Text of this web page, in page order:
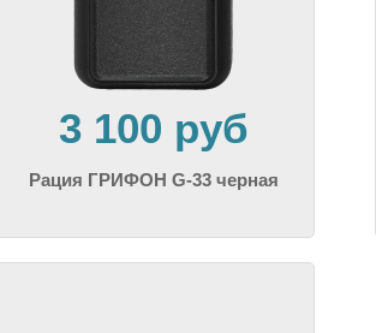
3 100 руб
Рация ГРИФОН G-33 черная